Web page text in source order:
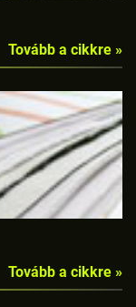
Tovább a cikkre »
Tovább a cikkre »